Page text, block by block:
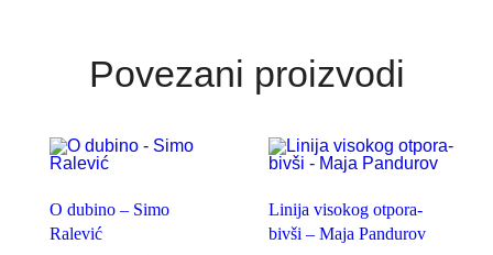
Povezani proizvodi
O dubino – Simo
Ralević
Linija visokog otpora-
bivši – Maja Pandurov